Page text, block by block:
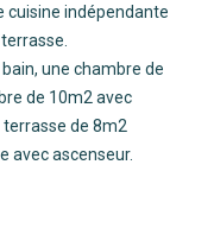
cuisine indépendante
une chambre de
de 10m2 avec
de 8m2
avec ascenseur.